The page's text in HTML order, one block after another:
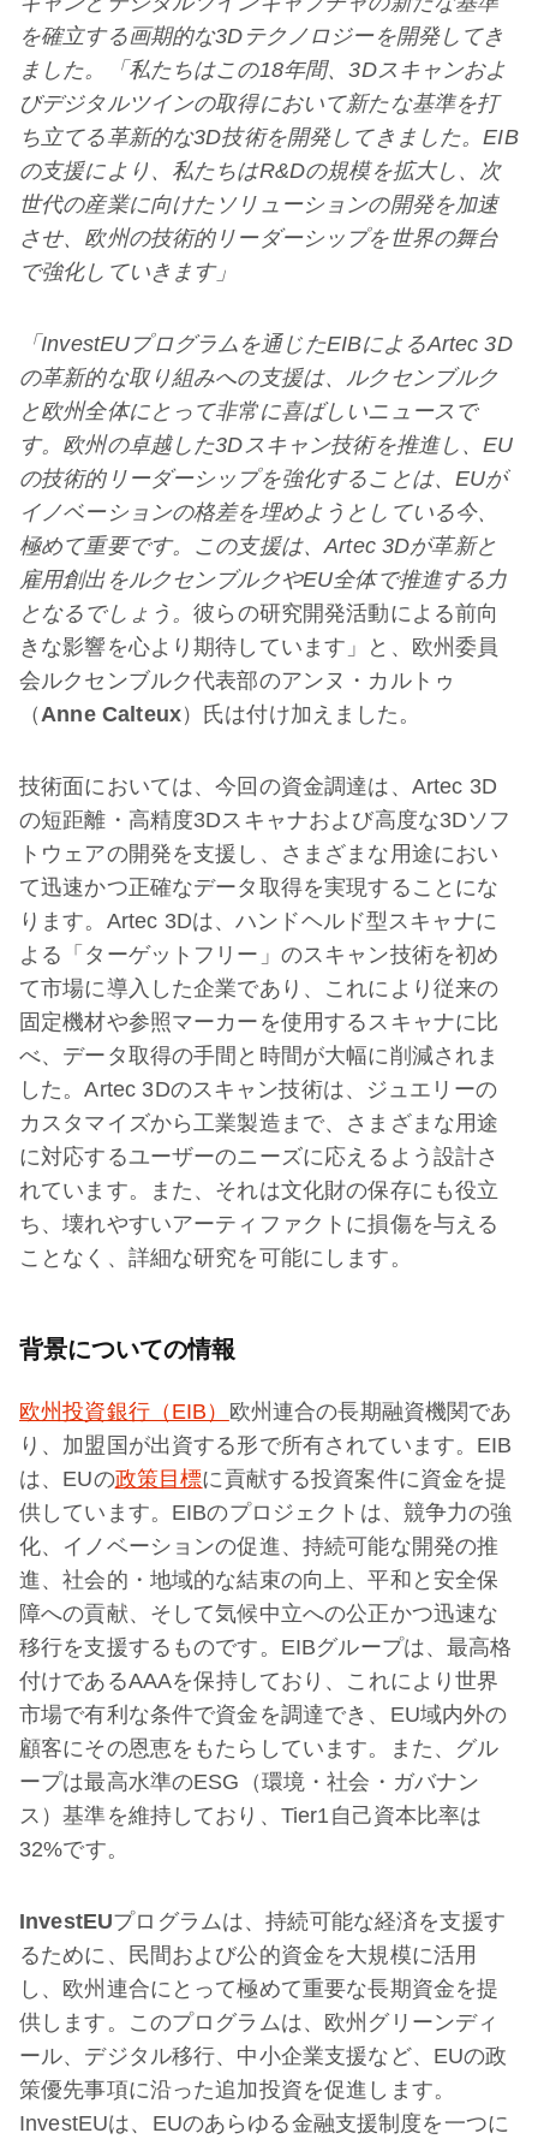
を確立する画期的な3Dテクノロジーを開発してき
ました。「私たちはこの18年間、3Dスキャンおよ
びデジタルツインの取得において新たな基準を打
ち立てる革新的な3D技術を開発してきました。EIB
の支援により、私たちはR&Dの規模を拡大し、次
世代の産業に向けたソリューションの開発を加速
させ、欧州の技術的リーダーシップを世界の舞台
で強化していきます」
「InvestEUプログラムを通じたEIBによるArtec 3D
の革新的な取り組みへの支援は、ルクセンブルク
と欧州全体にとって非常に喜ばしいニュースで
す。欧州の卓越した3Dスキャン技術を推進し、EU
の技術的リーダーシップを強化することは、EUが
イノベーションの格差を埋めようとしている今、
極めて重要です。この支援は、Artec 3Dが革新と
雇用創出をルクセンブルクやEU全体で推進する力
となるでしょう。彼らの研究開発活動による前向
きな影響を心より期待しています」と、欧州委員
会ルクセンブルク代表部のアンヌ・カルトゥ
（Anne Calteux）氏は付け加えました。
技術面においては、今回の資金調達は、Artec 3D
の短距離・高精度3Dスキャナおよび高度な3Dソフ
トウェアの開発を支援し、さまざまな用途におい
て迅速かつ正確なデータ取得を実現することにな
ります。Artec 3Dは、ハンドヘルド型スキャナに
よる「ターゲットフリー」のスキャン技術を初め
て市場に導入した企業であり、これにより従来の
固定機材や参照マーカーを使用するスキャナに比
べ、データ取得の手間と時間が大幅に削減されま
した。Artec 3Dのスキャン技術は、ジュエリーの
カスタマイズから工業製造まで、さまざまな用途
に対応するユーザーのニーズに応えるよう設計さ
れています。また、それは文化財の保存にも役立
ち、壊れやすいアーティファクトに損傷を与える
ことなく、詳細な研究を可能にします。
背景についての情報
欧州投資銀行（EIB）
欧州連合の長期融資機関であ
り、加盟国が出資する形で所有されています。EIB
は、EUの政策目標に貢献する投資案件に資金を提
供しています。EIBのプロジェクトは、競争力の強
化、イノベーションの促進、持続可能な開発の推
進、社会的・地域的な結束の向上、平和と安全保
障への貢献、そして気候中立への公正かつ迅速な
移行を支援するものです。EIBグループは、最高格
付けであるAAAを保持しており、これにより世界
市場で有利な条件で資金を調達でき、EU域内外の
顧客にその恩恵をもたらしています。また、グル
ープは最高水準のESG（環境・社会・ガバナン
ス）基準を維持しており、Tier1自己資本比率は
32%です。
InvestEUプログラムは、持続可能な経済を支援す
るために、民間および公的資金を大規模に活用
し、欧州連合にとって極めて重要な長期資金を提
供します。このプログラムは、欧州グリーンディ
ール、デジタル移行、中小企業支援など、EUの政
策優先事項に沿った追加投資を促進します。
InvestEUは、EUのあらゆる金融支援制度を一つに